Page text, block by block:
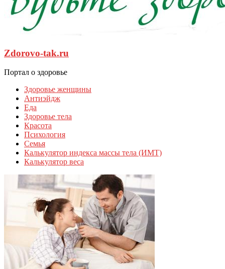
Zdorovo-tak.ru
Портал о здоровье
Здоровье женщины
Антиэйдж
Еда
Здоровье тела
Красота
Психология
Семья
Калькулятор индекса массы тела (ИМТ)
Калькулятор веса